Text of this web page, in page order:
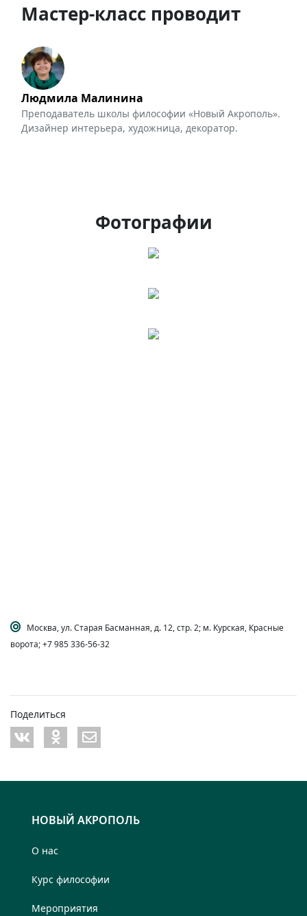
Мастер-класс проводит
Людмила Малинина
Преподаватель школы философии «Новый Акрополь».
Дизайнер интерьера, художница, декоратор.
Фотографии
Москва, ул. Старая Басманная, д. 12, стр. 2; м. Курская, Красные
ворота; +7 985 336-56-32
Поделиться
НОВЫЙ АКРОПОЛЬ
О нас
Курс философии
Мероприятия